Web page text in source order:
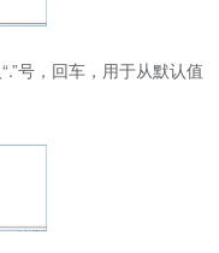
号，回车，用于从默认值